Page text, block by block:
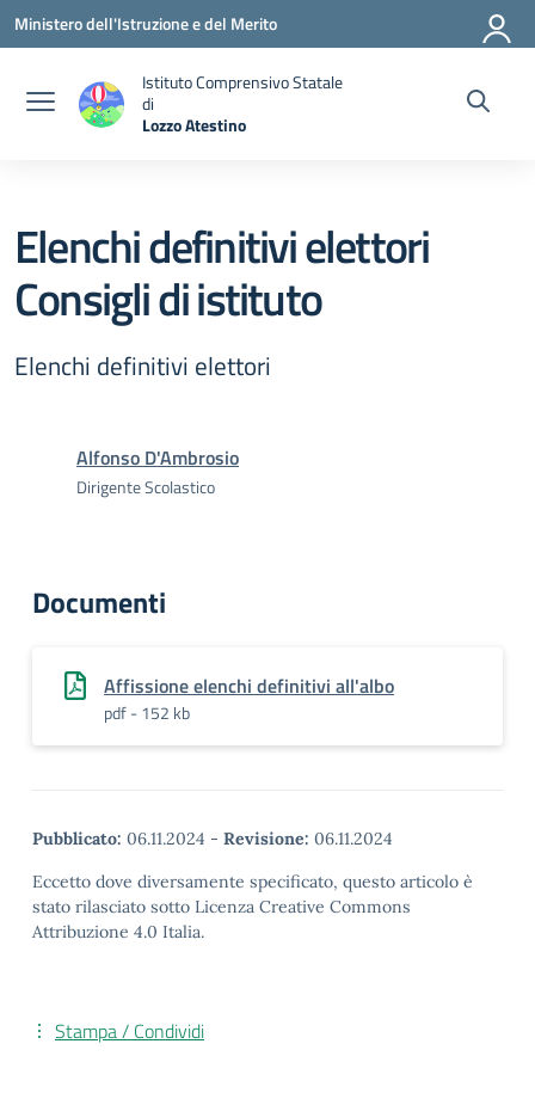
Vai ai contenuti
Vai al menu di navigazione
Vai al footer
Ministero dell'Istruzione e del Merito
Istituto Comprensivo Statale
di
Lozzo Atestino
Elenchi definitivi elettori
Consigli di istituto
Elenchi definitivi elettori
Alfonso D'Ambrosio
Dirigente Scolastico
Documenti
Affissione elenchi definitivi all'albo
pdf - 152 kb
Pubblicato: 06.11.2024 - Revisione: 06.11.2024
Eccetto dove diversamente specificato, questo articolo è
stato rilasciato sotto Licenza Creative Commons
Attribuzione 4.0 Italia.
Stampa / Condividi